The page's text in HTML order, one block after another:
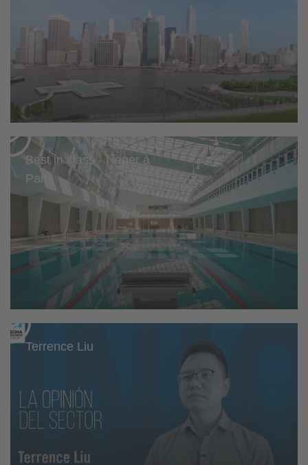
Best in class - Nager à
Paris
Terrence Liu